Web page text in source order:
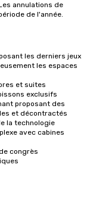
annulations de
de l'année.
les derniers jeux
les espaces
et suites
exclusifs
proposant des
et décontractés
la technologie
avec cabines
congrès